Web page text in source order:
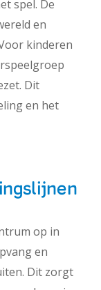
spel. De
en
kinderen
Dit
en het
op in
en
Dit zorgt